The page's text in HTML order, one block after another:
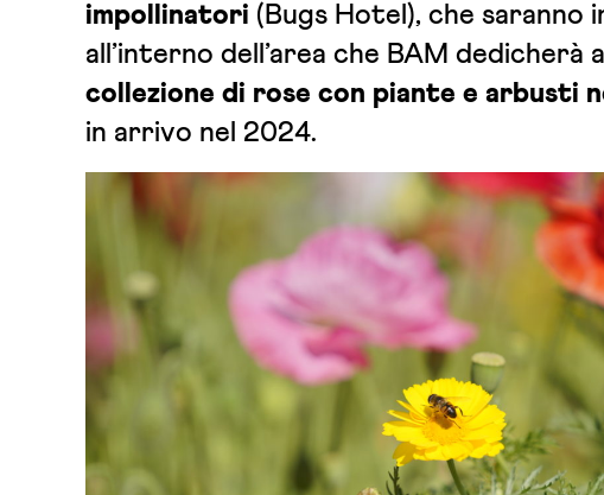
impollinatori (Bugs Hotel), che saranno
all’interno dell’area che BAM dedicherà
collezione di rose con piante e arbusti
in arrivo nel 2024.